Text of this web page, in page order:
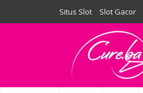
Situs Slot Slot Gacor